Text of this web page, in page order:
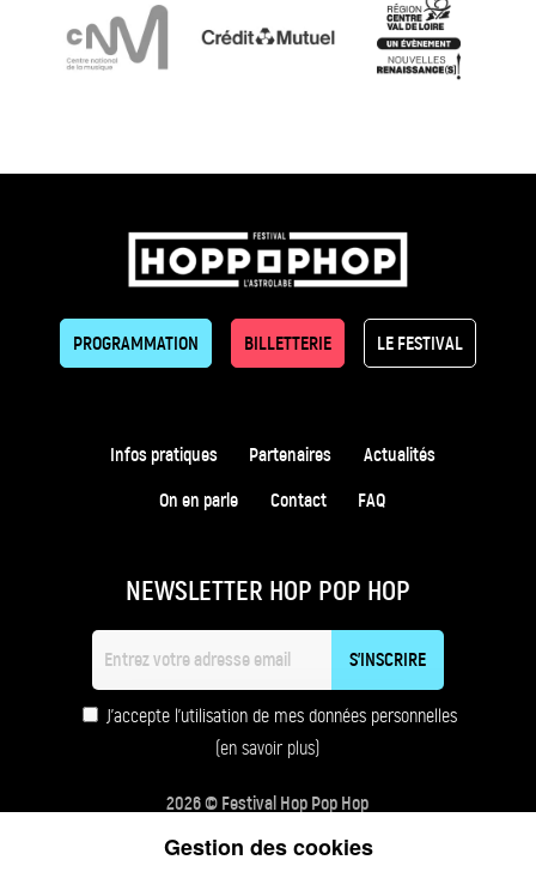
PROGRAMMATION BILLETTERIE LE FESTIVAL
Infos pratiques Partenaires
Actualités
On en parle
Contact FAQ
NEWSLETTER HOP POP HOP
J'accepte l'utilisation de mes données personnelles
(en savoir plus)
2026 © Festival Hop Pop Hop
Mentions légales